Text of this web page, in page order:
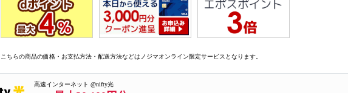
こちらの商品の価格・お支払方法・配送方法などはノジマオンライン限定サービスとなります。
高速インターネット @nifty光